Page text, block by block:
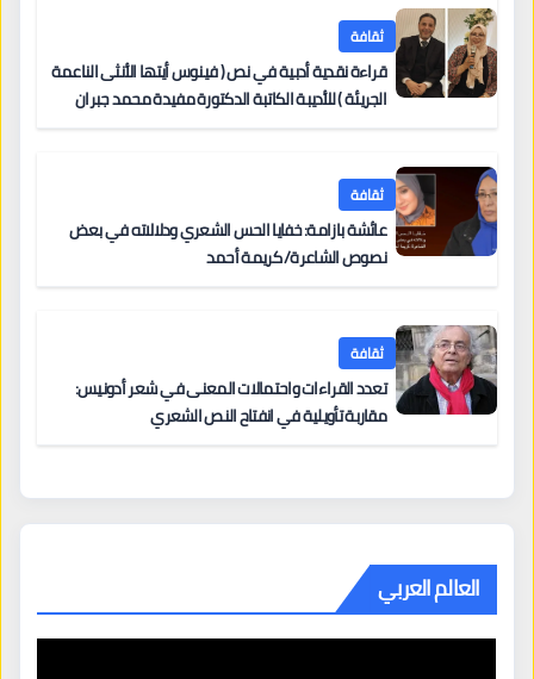
ثقافة
قراءة نقدية أدبية في نص ( فينوس أيتها الأنثى الناعمة
الجريئة ) للأديبة الكاتبة الدكتورة مفيدة محمد جبران
ثقافة
عائشة بازامة: خفايا الحس الشعري ودلالاته في بعض
نصوص الشاعرة/ كريمة أحمد
ثقافة
تعدد القراءات واحتمالات المعنى في شعر أدونيس:
مقاربة تأويلية في انفتاح النص الشعري
العالم العربي